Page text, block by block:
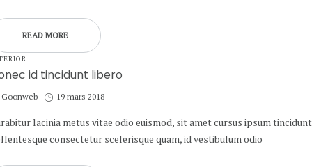
READ MORE
id tincidunt libero
by
Goonweb
Posted
19 mars 2018
lacinia metus vitae odio euismod, sit amet cursus ipsum
consectetur scelerisque quam, id vestibulum odio